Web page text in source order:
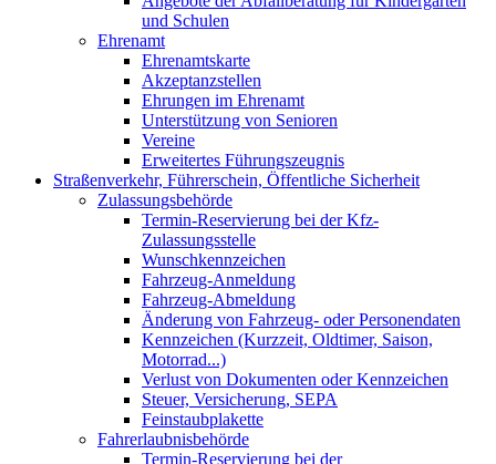
und Schulen
Ehrenamt
Ehrenamtskarte
Akzeptanzstellen
Ehrungen im Ehrenamt
Unterstützung von Senioren
Vereine
Erweitertes Führungszeugnis
Straßenverkehr, Führerschein, Öffentliche Sicherheit
Zulassungsbehörde
Termin-Reservierung bei der Kfz-
Zulassungsstelle
Wunschkennzeichen
Fahrzeug-Anmeldung
Fahrzeug-Abmeldung
Änderung von Fahrzeug- oder Personendaten
Kennzeichen (Kurzzeit, Oldtimer, Saison,
Motorrad...)
Verlust von Dokumenten oder Kennzeichen
Steuer, Versicherung, SEPA
Feinstaubplakette
Fahrerlaubnisbehörde
Termin-Reservierung bei der